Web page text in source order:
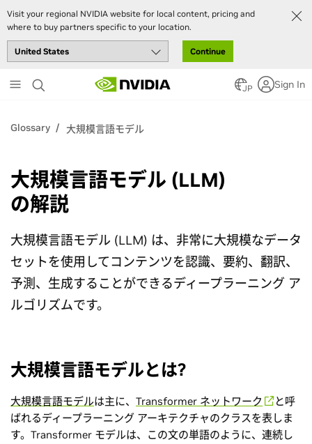
Visit your regional NVIDIA website for local content, pricing and
where to buy partners specific to your location.
Continue
to
JP Sign In
Glossary 大規模言語モデル
大規模言語モデル (LLM)
の解説
大規模言語モデル (LLM) は、非常に大規模なデータ
セットを使用してコンテンツを認識、要約、翻訳、
予測、生成することができるディープラーニング ア
ルゴリズムです。
大規模言語モデルとは?
大規模言語モデルは主に、 Transformer ネットワーク
と呼
ばれるディープラーニング アーキテクチャのクラスを表しま
す。Transformer モデルは、この文の単語のように、連続し